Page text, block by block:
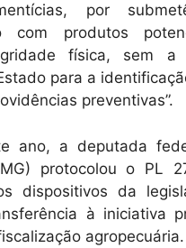
por
com produtos
física, sem a
para a
preventivas”.
ano, a deputada
protocolou o PL
dispositivos da
à iniciativa